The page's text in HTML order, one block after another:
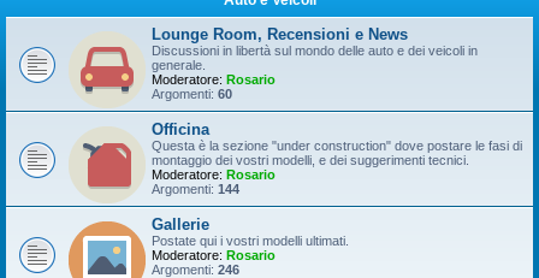
Lounge Room, Recensioni e News
Discussioni in libertà sul mondo delle auto e dei veicoli in
generale.
Moderatore: Rosario
Argomenti: 60
Officina
Questa è la sezione "under construction" dove postare le fasi di
montaggio dei vostri modelli, e dei suggerimenti tecnici.
Moderatore: Rosario
Argomenti: 144
Gallerie
Postate qui i vostri modelli ultimati.
Moderatore: Rosario
Argomenti: 246